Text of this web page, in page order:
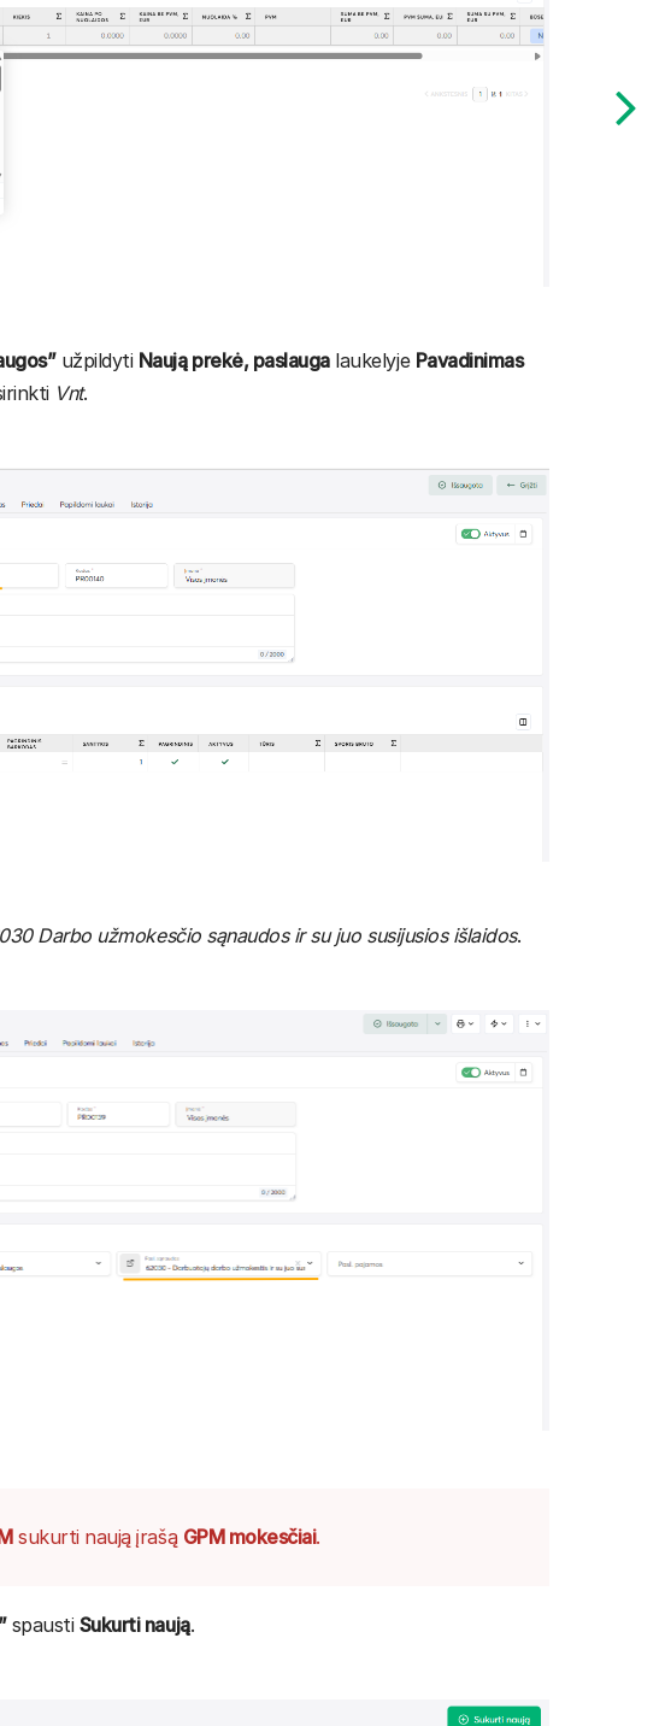
užpildyti Naują prekė, paslaugalaukelyje Pavadinimas
Vnt.
Darbo užmokesčio sąnaudos ir su juo susijusios išlaidos.
sukurti naują įrašą GPM mokesčiai.
spausti Sukurti naują.